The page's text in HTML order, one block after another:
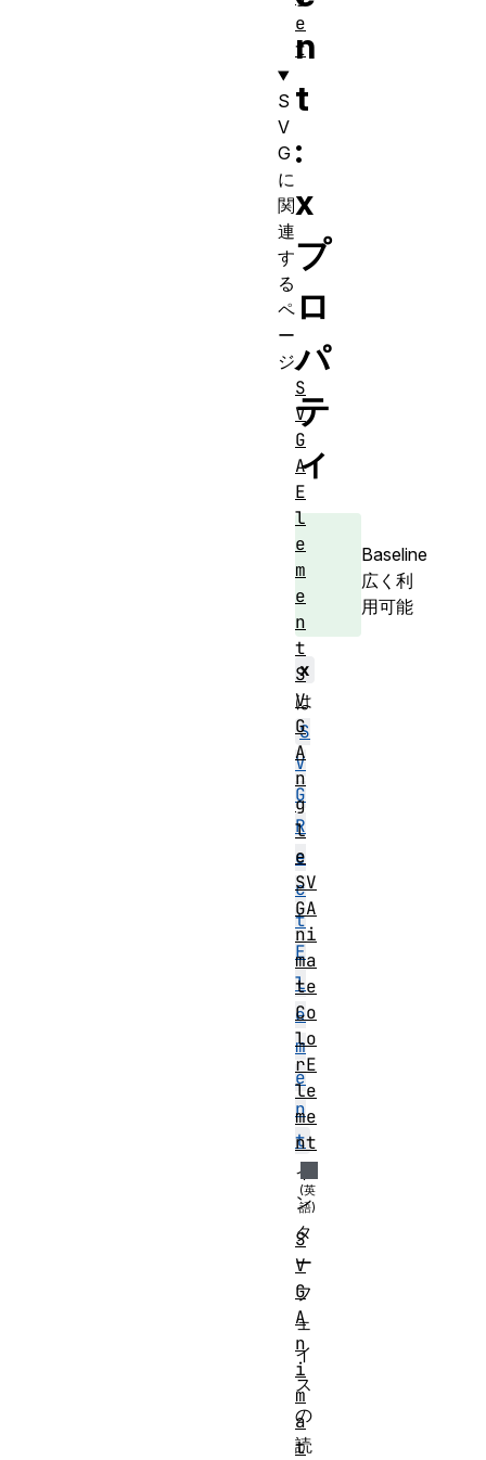
n
t
:
x
プ
ロ
パ
テ
ィ
Baseline
広く利
用可能
x
は
S
V
G
R
e
c
t
E
l
e
m
e
n
t
イ
ン
タ
ー
フ
ェ
イ
ス
の
読
e
t
S
V
G
に
関
連
す
る
ペ
ー
ジ
S
V
G
A
E
l
e
m
e
n
t
S
V
G
A
n
g
l
e
SV
GA
ni
ma
te
Co
lo
rE
le
me
nt
S
V
G
A
n
i
m
a
t